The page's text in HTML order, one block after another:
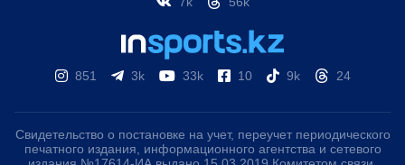
851 3k 33k 10 9k 24
Свидетельство о постановке на учет, переучет периодического
печатного издания, информационного агентства и сетевого